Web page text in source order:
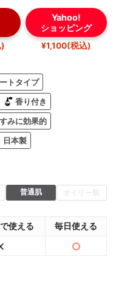
Yahoo!
ショッピング
¥1,100(税込)
トタイプ
香り付き
みに効果的
日本製
普通肌 オイリー肌
使える 毎日使える